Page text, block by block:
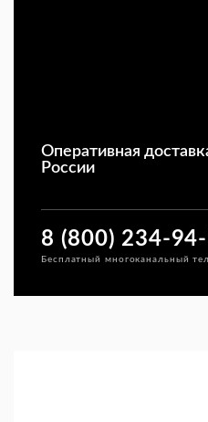
Оперативная
России
8 (800) 234-
Бесплатный многоканальный